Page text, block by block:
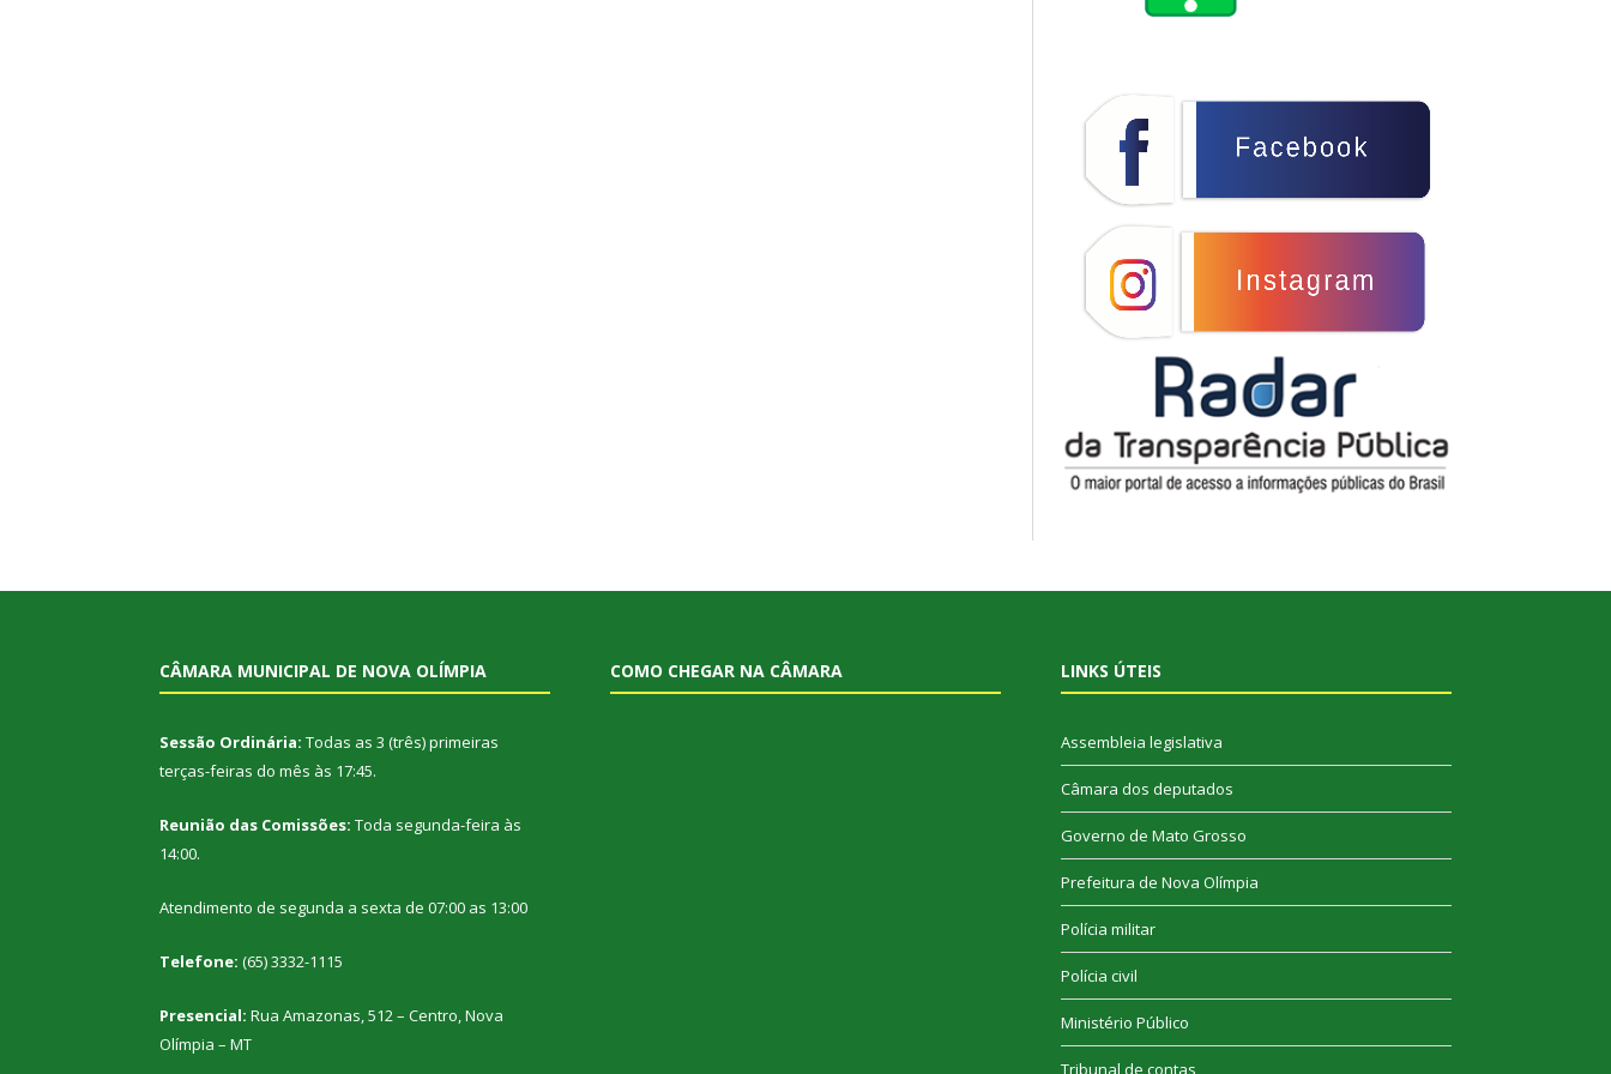
CÂMARA MUNICIPAL DE NOVA OLÍMPIA
Sessão Ordinária: Todas as 3 (três) primeiras
terças-feiras do mês às 17:45.
Reunião das Comissões: Toda segunda-feira às
14:00.
Atendimento de segunda a sexta de 07:00 as 13:00
Telefone: (65) 3332-1115
Presencial: Rua Amazonas, 512 – Centro, Nova
Olímpia – MT
COMO CHEGAR NA CÂMARA LINKS ÚTEIS
Assembleia legislativa
Câmara dos deputados
Governo de Mato Grosso
Prefeitura de Nova Olímpia
Polícia militar
Polícia civil
Ministério Público
Tribunal de contas